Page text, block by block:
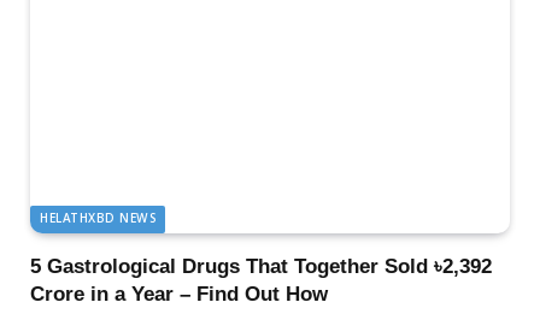
HELATHXBD NEWS
5 Gastrological Drugs That Together Sold ৳2,392
Crore in a Year – Find Out How